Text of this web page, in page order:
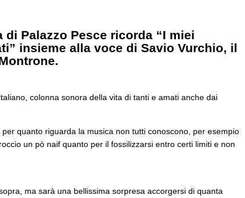
di Palazzo Pesce ricorda “I miei
insieme alla voce di Savio Vurchio, il
colonna sonora della vita di tanti e amati anche dai
quanto riguarda la musica non tutti conoscono, per esempio
un pò naif quanto per il fossilizzarsi entro certi limiti e non
ma sarà una bellissima sorpresa accorgersi di quanta